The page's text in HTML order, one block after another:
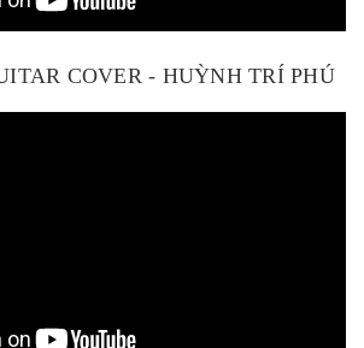
COVER - HUỲNH TRÍ PHÚ